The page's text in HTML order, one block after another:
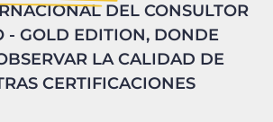
DEL CONSULTOR
- GOLD EDITION, DONDE
LA CALIDAD DE
CERTIFICACIONES